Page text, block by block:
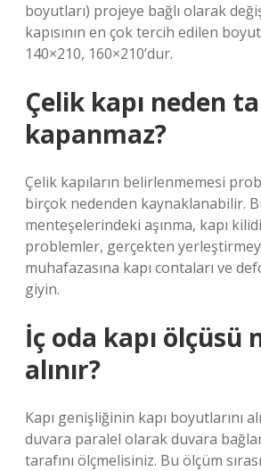
boyutları) projeye bağlı olarak
kapısının en çok tercih edilen
140×210, 160×210’dur.
Çelik kapı neden
kapanmaz?
Çelik kapıların belirlenmemesi
birçok nedenden kaynaklanabilir.
menteşelerindeki aşınma, kapı
problemler, gerçekten
muhafazasına kapı contaları ve
giyin.
İç oda kapı ölçüsü
alınır?
Kapı genişliğinin kapı boyutlarını
duvara paralel olarak duvara
tarafını ölçmelisiniz. Bu ölçüm